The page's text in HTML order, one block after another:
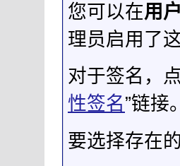
您可以在用
理员启用了
对于签名，
性签名”链接。
要选择存在